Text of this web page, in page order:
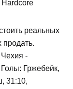
реальных
продать.
Чехия -
Гржебейк,
31:10,